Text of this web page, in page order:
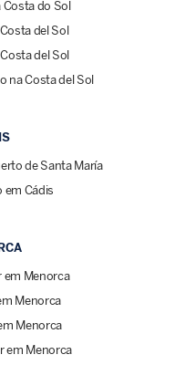
Costa do Sol
del Sol
del Sol
na Costa del Sol
de Santa María
em Cádis
em Menorca
Menorca
Menorca
em Menorca